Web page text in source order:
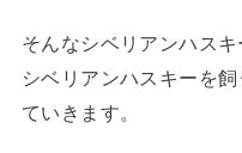
そんなシベリアンハス
シベリアンハスキーを
ていきます。